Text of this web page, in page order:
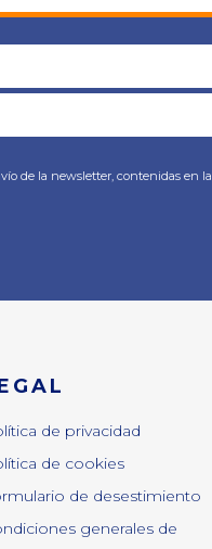
de la newsletter, contenidas en la
de privacidad
de cookies
de desestimiento
generales de